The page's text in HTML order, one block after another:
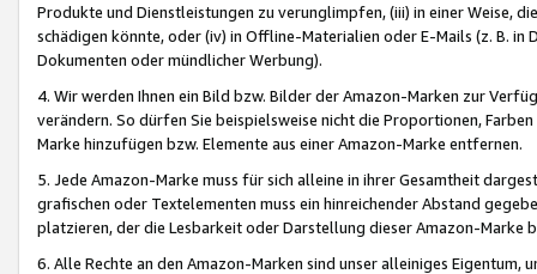
Produkte und Dienstleistungen zu verunglimpfen, (iii) in einer Weise,
schädigen könnte, oder (iv) in Offline-Materialien oder E-Mails (z. B. in
Dokumenten oder mündlicher Werbung).
4. Wir werden Ihnen ein Bild bzw. Bilder der Amazon-Marken zur
verändern. So dürfen Sie beispielsweise nicht die Proportionen,
Marke hinzufügen bzw. Elemente aus einer Amazon-Marke entfernen.
5. Jede Amazon-Marke muss für sich alleine in ihrer Gesamtheit
grafischen oder Textelementen muss ein hinreichender Abstand
platzieren, der die Lesbarkeit oder Darstellung dieser Amazon-Marke
6. Alle Rechte an den Amazon-Marken sind unser alleiniges